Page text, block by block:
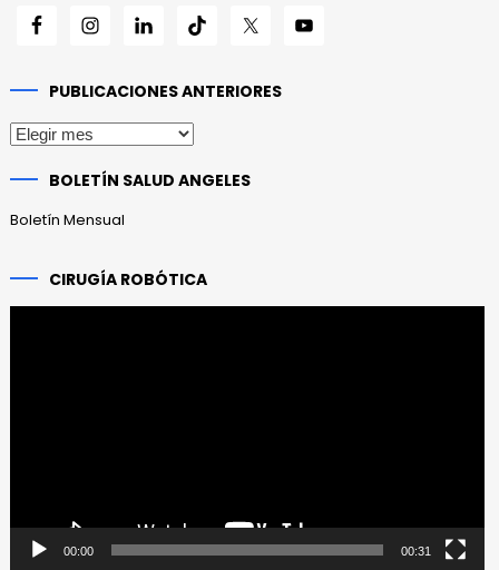
PUBLICACIONES ANTERIORES
Publicaciones
BOLETÍN SALUD ANGELES
Boletín Mensual
CIRUGÍA ROBÓTICA
00:00 00:31